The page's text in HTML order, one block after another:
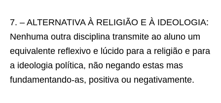
7. – ALTERNATIVA À RELIGIÃO E À IDEOLOGIA:
Nenhuma outra disciplina transmite ao aluno um
equivalente reflexivo e lúcido para a religião e para
a ideologia política, não negando estas mas
fundamentando-as, positiva ou negativamente.